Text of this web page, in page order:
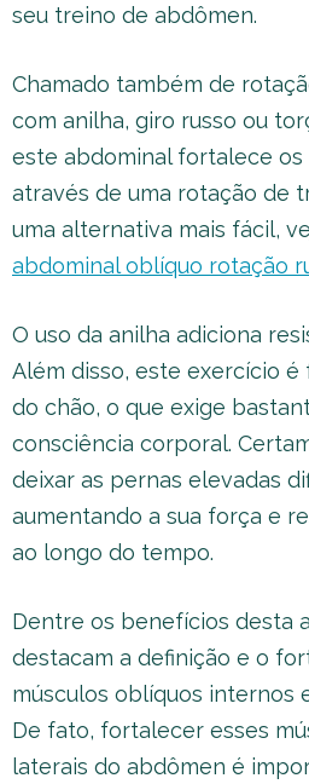
seu treino de abdômen.
Chamado também de
com anilha, giro russo ou
este abdominal fortalece os
através de uma rotação de
uma alternativa mais fácil,
abdominal oblíquo rotação
O uso da anilha adiciona
Além disso, este exercício
do chão, o que exige
consciência corporal.
deixar as pernas elevadas
aumentando a sua força e
ao longo do tempo.
Dentre os benefícios desta
destacam a definição e o
músculos oblíquos internos
De fato, fortalecer esses
laterais do abdômen é